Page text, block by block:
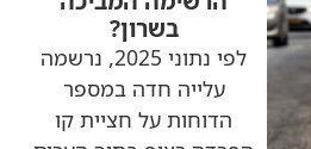
בשרון?
לפי נתוני 2025, נרשמה
עלייה חדה במספר
הדוחות על חציית קו